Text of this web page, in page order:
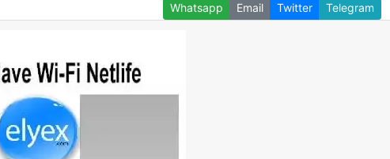
Whatsapp Email Twitter Telegram